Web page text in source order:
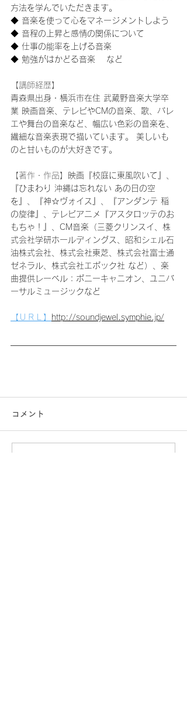
方法を学んでいただきます。
◆ 音楽を使って心をマネージメントしよう
◆ 音程の上昇と感情の関係について
◆ 仕事の能率を上げる音楽
◆ 勉強がはかどる音楽 　など
【講師経歴】
青森県出身・横浜市在住 武蔵野音楽大学卒
業 映画音楽、テレビやCMの音楽、歌、バレ
エや舞台の音楽など、幅広い色彩の音楽を、
繊細な音楽表現で描いています。 美しいも
のと甘いものが大好きです。
【著作・作品】 映画『校庭に東風吹いて』、
『ひまわり 沖縄は忘れない あの日の空
を』、『神☆ヴォイス』、『アンダンテ 稲
の旋律』、テレビアニメ『アスタロッテのお
もちゃ！』、CM音楽（三菱クリンスイ、株
式会社学研ホールディングス、昭和シェル石
油株式会社、株式会社東芝、株式会社富士通
ゼネラル、株式会社エポック社 など）、楽
曲提供レーベル：ポニーキャニオン、ユニバ
ーサルミュージックなど
【ＵＲＬ】 http://soundjewel.symphie.jp/
コメント